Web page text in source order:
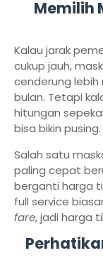
Memilih
Kalau jarak
cukup jauh,
cenderung lebih
bulan. Tetapi
hitungan
bisa bikin pusing.
Salah satu
paling cepat
berganti harga
full service
fare, jadi harga